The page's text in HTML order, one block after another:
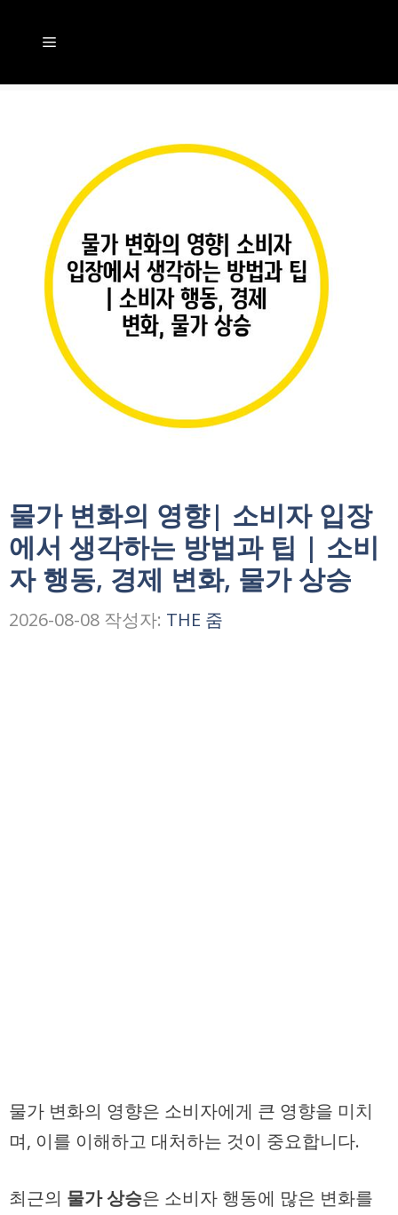
메
뉴
물가 변화의 영향| 소비자 입장
에서 생각하는 방법과 팁 | 소비
자 행동, 경제 변화, 물가 상승
2026-08-08 작성자: THE 줌
물가 변화의 영향은 소비자에게 큰 영향을 미치
며, 이를 이해하고 대처하는 것이 중요합니다.
최근의 물가 상승은 소비자 행동에 많은 변화를